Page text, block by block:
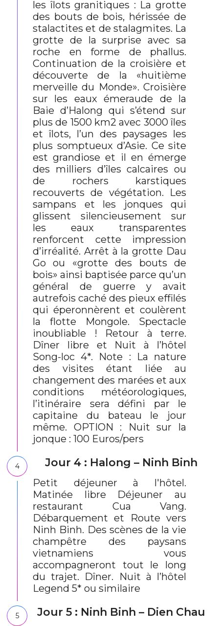
les îlots granitiques : La grotte
des bouts de bois, hérissée de
stalactites et de stalagmites. La
grotte de la surprise avec sa
roche en forme de phallus.
Continuation de la croisière et
découverte de la «huitième
merveille du Monde». Croisière
sur les eaux émeraude de la
Baie d’Halong qui s’étend sur
plus de 1500 km2 avec 3000 îles
et îlots, l’un des paysages les
plus somptueux d’Asie. Ce site
est grandiose et il en émerge
des milliers d’îles calcaires ou
de rochers karstiques
recouverts de végétation. Les
sampans et les jonques qui
glissent silencieusement sur
les eaux transparentes
renforcent cette impression
d’irréalité. Arrêt à la grotte Dau
Go ou «grotte des bouts de
bois» ainsi baptisée parce qu’un
général de guerre y avait
autrefois caché des pieux effilés
qui éperonnèrent et coulèrent
la flotte Mongole. Spectacle
inoubliable ! Retour à terre.
Dîner libre et Nuit à l’hôtel
Song-loc 4*. Note : La nature
des visites étant liée au
changement des marées et aux
conditions météorologiques,
l’itinéraire sera défini par le
capitaine du bateau le jour
même. OPTION : Nuit sur la
jonque : 100 Euros/pers
4 Jour 4 : Halong – Ninh Binh
Petit déjeuner à l'hôtel.
Matinée libre Déjeuner au
restaurant Cua Vang.
Débarquement et Route vers
Ninh Binh. Des scènes de la vie
champêtre des paysans
vietnamiens vous
accompagneront tout le long
du trajet. Dîner. Nuit à l’hôtel
Legend 5* ou similaire
5 Jour 5 : Ninh Binh – Dien Chau